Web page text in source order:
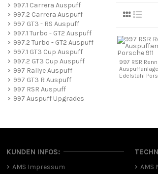
997 RSR
Auspuffanlage
Edelstahl
997.1 Carrera Auspuff
997.2 Carrera Auspuff
997 GT3 - RS Auspuff
997.1 Turbo - GT2 Auspuff
997.2 Turbo - GT2 Auspuff
997.1 GT3 Cup Auspuff
997.2 GT3 Cup Auspuff
997 Rallye Auspuff
997 GT3 R Auspuff
997 RSR Auspuff
997 Auspuff Upgrades
KUNDEN INFOS:
AMS Impressum
AMS